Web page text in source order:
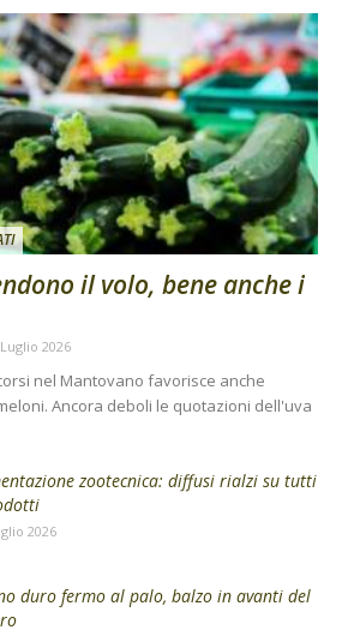
il volo, bene anche i
2026
nel Mantovano favorisce anche
Ancora deboli le quotazioni dell'uva
zootecnica: diffusi rialzi su tutti
2026
duro fermo al palo, balzo in avanti del